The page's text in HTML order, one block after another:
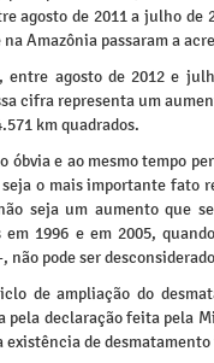
agosto de 2011 a julho de
na Amazônia passaram a
entre agosto de 2012 e
cifra representa um
km quadrados.
óbvia e ao mesmo tempo
seja o mais importante fato
seja um aumento que
em 1996 e em 2005,
não pode ser
de ampliação do
pela declaração feita pela
existência de